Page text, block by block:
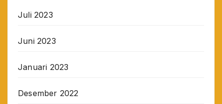
Juli 2023
Juni 2023
Januari 2023
Desember 2022